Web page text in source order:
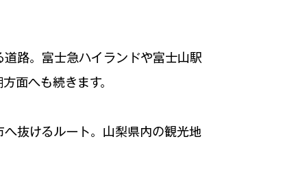
路。富士急ハイランドや富士山駅
面へも続きます。
抜けるルート。山梨県内の観光地